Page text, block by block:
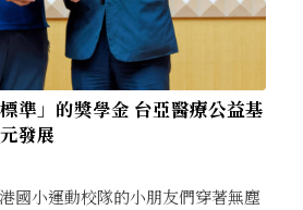
準」的獎學金 台亞醫療公益基
發展
國小運動校隊的小朋友們穿著無塵